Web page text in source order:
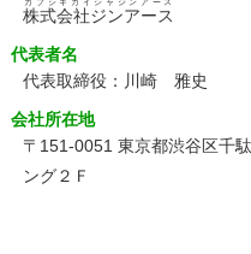
株式会社ジンアース
カブシキガイシャジンアース
代表者名
代表取締役：川崎 雅史
会社所在地
〒151-0051 東京都渋谷区千
ング２Ｆ